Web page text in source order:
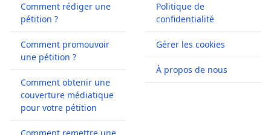
Comment rédiger une
pétition ?
Comment promouvoir
une pétition ?
Comment obtenir une
couverture médiatique
pour votre pétition
Politique de
confidentialité
Gérer les cookies
À propos de nous